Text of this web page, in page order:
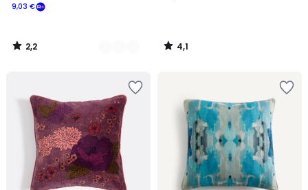
9,03 €
2,2
/
4,1
/